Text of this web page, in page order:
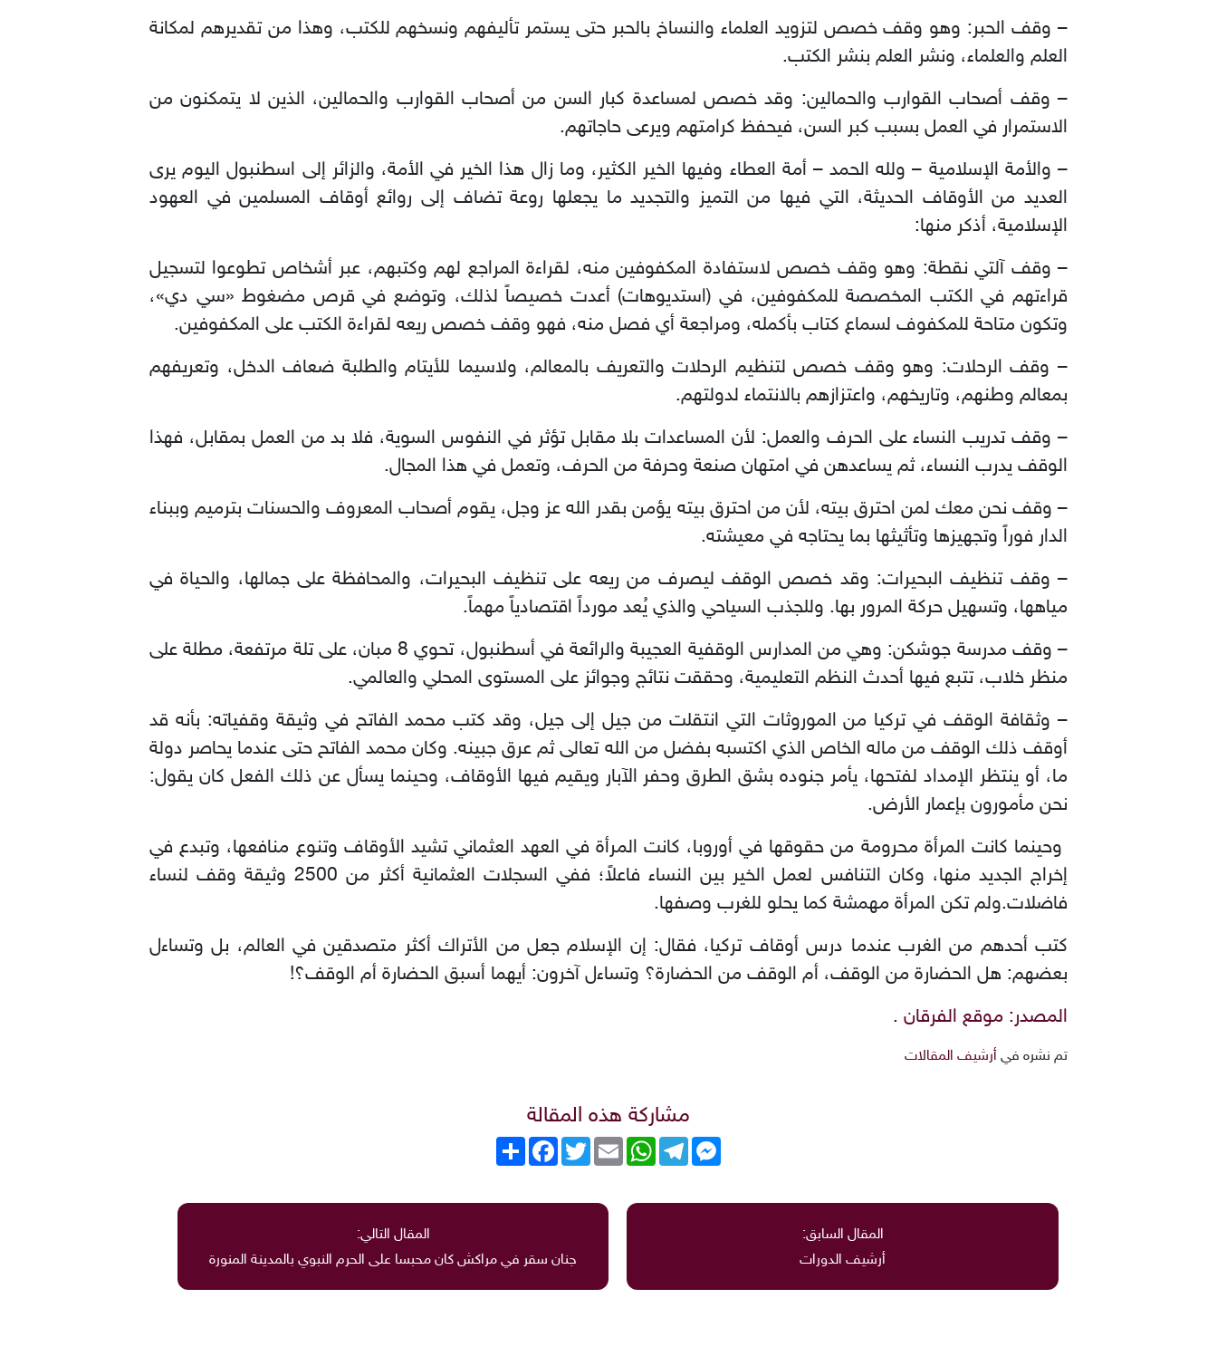
– وقف الحبر: وهو وقف خصص لتزويد العلماء والنساخ بالحبر حتى يستمر تأليفهم ونسخهم للكتب، وهذا من تقديرهم لمكانة
العلم والعلماء، ونشر العلم بنشر الكتب.
– وقف أصحاب القوارب والحمالين: وقد خصص لمساعدة كبار السن من أصحاب القوارب والحمالين، الذين لا يتمكنون من
الاستمرار في العمل بسبب كبر السن، فيحفظ كرامتهم ويرعى حاجاتهم.
– والأمة الإسلامية – ولله الحمد – أمة العطاء وفيها الخير الكثير، وما زال هذا الخير في الأمة، والزائر إلى اسطنبول اليوم يرى
العديد من الأوقاف الحديثة، التي فيها من التميز والتجديد ما يجعلها روعة تضاف إلى روائع أوقاف المسلمين في العهود
الإسلامية، أذكر منها:
– وقف آلتي نقطة: وهو وقف خصص لاستفادة المكفوفين منه، لقراءة المراجع لهم وكتبهم، عبر أشخاص تطوعوا لتسجيل
قراءتهم في الكتب المخصصة للمكفوفين، في (استديوهات) أعدت خصيصاً لذلك، وتوضع في قرص مضغوط «سي دي»،
وتكون متاحة للمكفوف لسماع كتاب بأكمله، ومراجعة أي فصل منه، فهو وقف خصص ريعه لقراءة الكتب على المكفوفين.
– وقف الرحلات: وهو وقف خصص لتنظيم الرحلات والتعريف بالمعالم، ولاسيما للأيتام والطلبة ضعاف الدخل، وتعريفهم
بمعالم وطنهم، وتاريخهم، واعتزازهم بالانتماء لدولتهم.
– وقف تدريب النساء على الحرف والعمل: لأن المساعدات بلا مقابل تؤثر في النفوس السوية، فلا بد من العمل بمقابل، فهذا
الوقف يدرب النساء، ثم يساعدهن في امتهان صنعة وحرفة من الحرف، وتعمل في هذا المجال.
– وقف نحن معك لمن احترق بيته، لأن من احترق بيته يؤمن بقدر الله عز وجل، يقوم أصحاب المعروف والحسنات بترميم وببناء
الدار فوراً وتجهيزها وتأثيثها بما يحتاجه في معيشته.
– وقف تنظيف البحيرات: وقد خصص الوقف ليصرف من ريعه على تنظيف البحيرات، والمحافظة على جمالها، والحياة في
مياهها، وتسهيل حركة المرور بها. وللجذب السياحي والذي يُعد مورداً اقتصادياً مهماً.
– وقف مدرسة جوشكن: وهي من المدارس الوقفية العجيبة والرائعة في أسطنبول، تحوي 8 مبان، على تلة مرتفعة، مطلة على
منظر خلاب، تتبع فيها أحدث النظم التعليمية، وحققت نتائج وجوائز على المستوى المحلي والعالمي.
– وثقافة الوقف في تركيا من الموروثات التي انتقلت من جيل إلى جيل، وقد كتب محمد الفاتح في وثيقة وقفياته: بأنه قد
أوقف ذلك الوقف من ماله الخاص الذي اكتسبه بفضل من الله تعالى ثم عرق جبينه. وكان محمد الفاتح حتى عندما يحاصر دولة
ما، أو ينتظر الإمداد لفتحها، يأمر جنوده بشق الطرق وحفر الآبار ويقيم فيها الأوقاف، وحينما يسأل عن ذلك الفعل كان يقول:
نحن مأمورون بإعمار الأرض.
وحينما كانت المرأة محرومة من حقوقها في أوروبا، كانت المرأة في العهد العثماني تشيد الأوقاف وتنوع منافعها، وتبدع في
إخراج الجديد منها، وكان التنافس لعمل الخير بين النساء فاعلاً؛ ففي السجلات العثمانية أكثر من 2500 وثيقة وقف لنساء
فاضلات.ولم تكن المرأة مهمشة كما يحلو للغرب وصفها.
كتب أحدهم من الغرب عندما درس أوقاف تركيا، فقال: إن الإسلام جعل من الأتراك أكثر متصدقين في العالم، بل وتساءل
بعضهم: هل الحضارة من الوقف، أم الوقف من الحضارة؟ وتساءل آخرون: أيهما أسبق الحضارة أم الوقف؟!
المصدر: موقع الفرقان .
تم نشره في أرشيف المقالات
مشاركة هذه المقالة
انشر
FacebookTwitterEmail
WhatsAppTelegram
Messenger
المقال السابق:
أرشيف الدورات
المقال التالي:
جنان سقر في مراكش كان محبسا على الحرم النبوي بالمدينة المنورة